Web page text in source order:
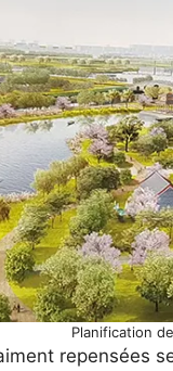
Planification
repensées